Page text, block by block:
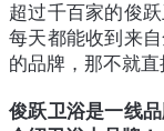
超过千百家的俊
每天都能收到来
的品牌，那不就直
俊跃卫浴是一线